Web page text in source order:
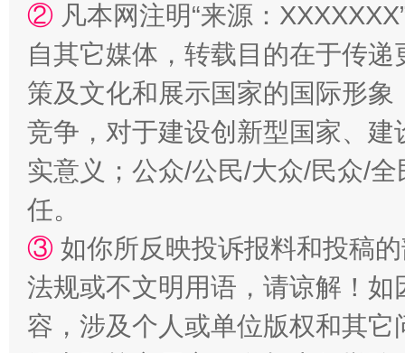
② 凡本网注明“来源：
自其它媒体，转载目的在于传
策及文化和展示国家的国际形
竞争，对于建设创新型国家、
实意义；公众/公民/大众/民众/
任。
③ 如你所反映投诉报料和投稿
法规或不文明用语，请谅解！
容，涉及个人或单位版权和其它